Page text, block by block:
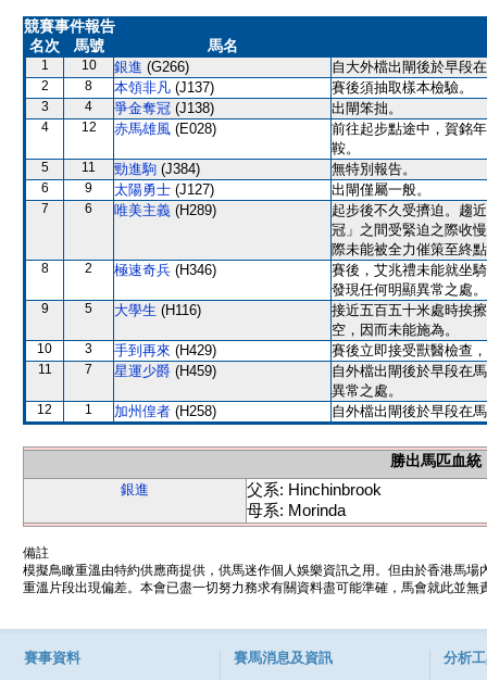
競賽事件報告
名次
馬號 馬名
1 10 銀進 (G266) 自大外檔出閘後於早段
2 8 本領非凡 (J137) 賽後須抽取樣本檢驗。
3 4 爭金奪冠 (J138) 出閘笨拙。
4 12 赤馬雄風 (E028)
前往起步點途中，賀銘
鞍。
5 11 勁進駒 (J384) 無特別報告。
6 9 太陽勇士 (J127) 出閘僅屬一般。
7 6 唯美主義 (H289)
起步後不久受擠迫。趨
冠」之間受緊迫之際收
際未能被全力催策至終
8 2 極速奇兵 (H346)
賽後，艾兆禮未能就坐
發現任何明顯異常之處
9 5 大學生 (H116)
接近五百五十米處時挨
空，因而未能施為。
10 3 手到再來 (H429) 賽後立即接受獸醫檢查
11 7 星運少爵 (H459)
自外檔出閘後於早段在
異常之處。
12 1 加州偟者 (H258) 自外檔出閘後於早段在
勝出馬匹血統
銀進
父系: Hinchinbrook
母系: Morinda
備註
模擬鳥瞰重溫由特約供應商提供，供馬迷作個人娛樂資訊之用。但由於香港馬
重溫片段出現偏差。本會已盡一切努力務求有關資料盡可能準確，馬會就此並
賽事資料 賽馬消息及資訊 分析